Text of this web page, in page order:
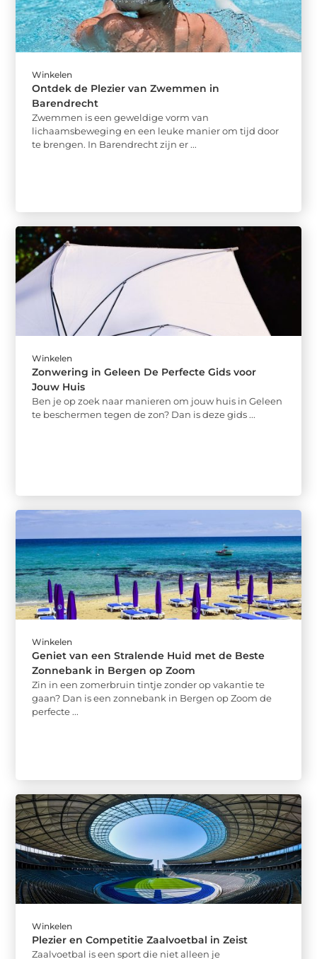
Winkelen
Ontdek de Plezier van Zwemmen in
Barendrecht
Zwemmen is een geweldige vorm van
lichaamsbeweging en een leuke manier om tijd door
te brengen. In Barendrecht zijn er ...
Winkelen
Zonwering in Geleen De Perfecte Gids voor
Jouw Huis
Ben je op zoek naar manieren om jouw huis in Geleen
te beschermen tegen de zon? Dan is deze gids ...
Winkelen
Geniet van een Stralende Huid met de Beste
Zonnebank in Bergen op Zoom
Zin in een zomerbruin tintje zonder op vakantie te
gaan? Dan is een zonnebank in Bergen op Zoom de
perfecte ...
Winkelen
Plezier en Competitie Zaalvoetbal in Zeist
Zaalvoetbal is een sport die niet alleen je